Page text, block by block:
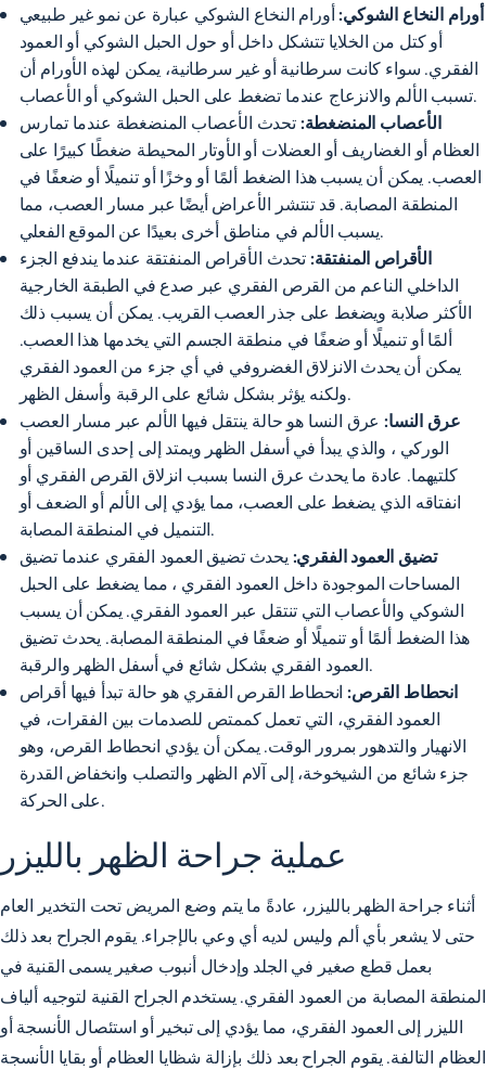
أورام النخاع الشوكي:أورام النخاع الشوكي عبارة عن نمو غير طبيعي
أو كتل من الخلايا تتشكل داخل أو حول الحبل الشوكي أو العمود
الفقري. سواء كانت سرطانية أو غير سرطانية، يمكن لهذه الأورام أن
تسبب الألم والانزعاجعندما تضغط على الحبل الشوكي أو الأعصاب.
الأعصاب المنضغطة:تحدث الأعصاب المنضغطة عندما تمارس
العظام أو الغضاريف أو العضلات أو الأوتار المحيطة ضغطًا كبيرًا على
العصب. يمكن أن يسبب هذا الضغط ألمًا أو وخزًا أو تنميلًا أو ضعفًا في
المنطقة المصابة. قد تنتشر الأعراض أيضًا عبر مسار العصب، مما
يسبب الألم في مناطق أخرى بعيدًا عن الموقع الفعلي.
الأقراص المنفتقة:تحدث الأقراص المنفتقة عندما يندفع الجزء
الداخلي الناعم من القرص الفقري عبر صدع في الطبقة الخارجية
الأكثر صلابة ويضغط على جذر العصب القريب. يمكن أن يسبب ذلك
ألمًا أوتنميلًا أو ضعفًا في منطقة الجسم التي يخدمها هذا العصب.
يمكن أن يحدث الانزلاق الغضروفي في أي جزء من العمود الفقري
ولكنه يؤثر بشكل شائع على الرقبة وأسفل الظهر.
عرق النسا:عرق النسا هو حالة ينتقل فيها الألم عبر مسار العصب
الوركي ، والذي يبدأ في أسفل الظهر ويمتد إلى إحدى الساقين أو
كلتيهما. عادة ما يحدث عرق النسا بسبب انزلاق القرص الفقري أو
انفتاقه الذي يضغط على العصب، مما يؤدي إلى الألم أو الضعف أو
التنميل في المنطقة المصابة.
تضيق العمود الفقري: يحدث تضيق العمود الفقري عندماتضيق
المساحات الموجودة داخل العمود الفقري ، مما يضغط على الحبل
الشوكي والأعصاب التي تنتقل عبر العمود الفقري. يمكن أن يسبب
هذا الضغط ألمًا أو تنميلًا أو ضعفًا في المنطقة المصابة. يحدث تضيق
العمود الفقري بشكل شائع في أسفل الظهر والرقبة.
انحطاط القرص:انحطاط القرص الفقري هو حالة تبدأ فيها أقراص
العمود الفقري، التي تعمل كممتص للصدمات بين الفقرات، في
الانهيار والتدهور بمرور الوقت. يمكن أن يؤدي انحطاط القرص، وهو
جزء شائع من الشيخوخة، إلى آلام الظهر والتصلب وانخفاض القدرة
على الحركة.
عملية جراحة الظهر بالليزر
أثناء جراحة الظهر بالليزر، عادةً ما يتم وضع المريض تحت التخدير العام
حتى لا يشعر بأي ألم وليس لديه أي وعي بالإجراء. يقوم الجراح بعد ذلك
بعمل قطع صغير في الجلد وإدخال أنبوب صغير يسمى القنية في
المنطقة المصابة من العمود الفقري. يستخدم الجراح القنية لتوجيه ألياف
الليزر إلى العمود الفقري، مما يؤدي إلى تبخير أو استئصال الأنسجة أو
العظام التالفة. يقوم الجراح بعد ذلك بإزالة شظايا العظام أو بقايا الأنسجة